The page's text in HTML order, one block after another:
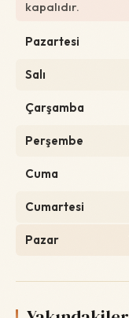
kapalıdır.
Pazartesi
Salı
Çarşamba
Perşembe
Cuma
Cumartesi
Pazar